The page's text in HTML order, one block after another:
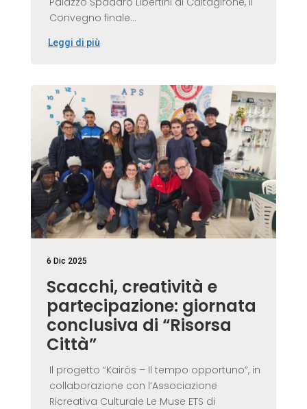
Convegno finale...
Leggi di più
6 Dic 2025
Scacchi, creatività e
partecipazione: giornata
conclusiva di “Risorsa
Città”
Il progetto “Kairòs – Il tempo opportuno”, in
collaborazione con l’Associazione
Ricreativa Culturale Le Muse ETS di